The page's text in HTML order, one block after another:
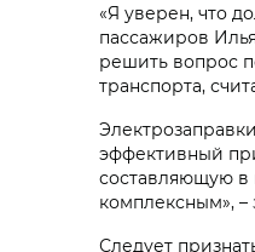
«Я уверен, что
пассажиров
решить вопрос
транспорта,
эффективный
составляющую в
комплексным», –
Следует